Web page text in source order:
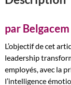
niveau
de
scolarité
dans
la
par
L’objectif de cet
leadership
employés, avec la
l’intelligence